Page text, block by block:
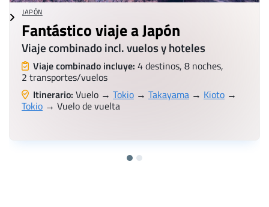
JAPÓN
Fantástico viaje a Japón
Viaje combinado incl. vuelos y hoteles
Viaje combinado incluye: 4 destinos, 8 noches,
2 transportes/vuelos
Itinerario: Vuelo → Tokio → Takayama → Kioto →
Tokio → Vuelo de vuelta